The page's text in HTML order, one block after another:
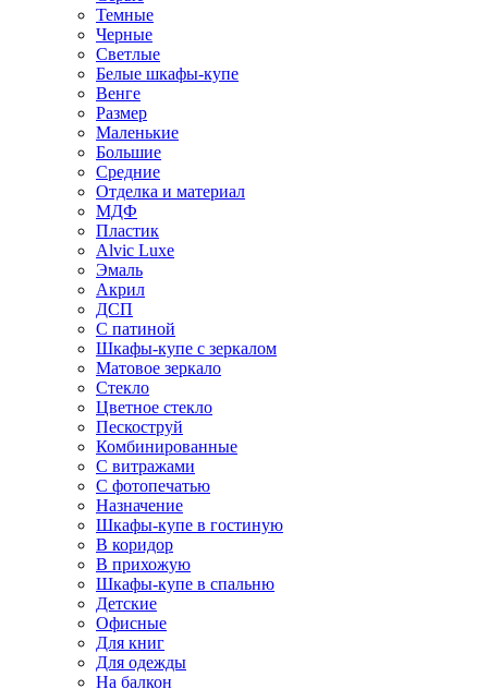
Темные
Черные
Светлые
Белые шкафы-купе
Венге
Размер
Маленькие
Большие
Средние
Отделка и материал
МДФ
Пластик
Alvic Luxe
Эмаль
Акрил
ДСП
С патиной
Шкафы-купе с зеркалом
Матовое зеркало
Стекло
Цветное стекло
Пескоструй
Комбинированные
С витражами
С фотопечатью
Назначение
Шкафы-купе в гостиную
В коридор
В прихожую
Шкафы-купе в спальню
Детские
Офисные
Для книг
Для одежды
На балкон